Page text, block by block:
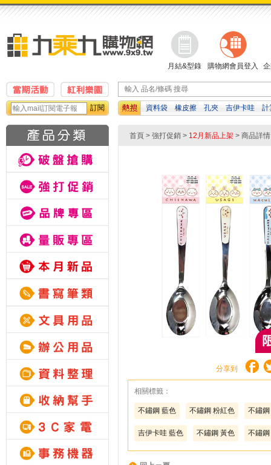
月結&型錄 購物網會員登入
訂閱 資料袋 橡皮擦 孔夾 吉伊卡哇
計
首頁 > 強打促銷 > 12月新品上架 > 商品詳情
分享到
相關標籤：
不鏽鋼 藍色 不鏽鋼 粉紅色 不鏽
吉伊卡哇 藍色 不鏽鋼 黃色 不鏽